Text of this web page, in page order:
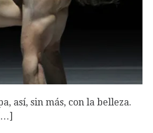
así, sin más, con la belleza.